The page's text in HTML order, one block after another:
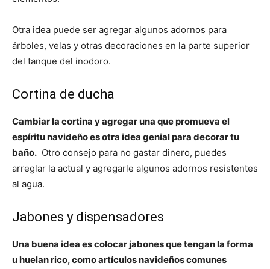
Otra idea puede ser agregar algunos adornos para
árboles, velas y otras decoraciones en la parte superior
del tanque del inodoro.
Cortina de ducha
Cambiar la cortina y agregar una que promueva el
espíritu navideño es otra idea genial para decorar tu
baño. Otro consejo para no gastar dinero, puedes
arreglar la actual y agregarle algunos adornos resistentes
al agua.
Jabones y dispensadores
Una buena idea es colocar jabones que tengan la forma
u huelan rico, como artículos navideños comunes